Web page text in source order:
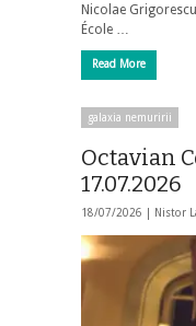
Nicolae
École …
Read More
galaxia nemuririi
Octavian
17.07.2026
18/07/2026 | Nistor